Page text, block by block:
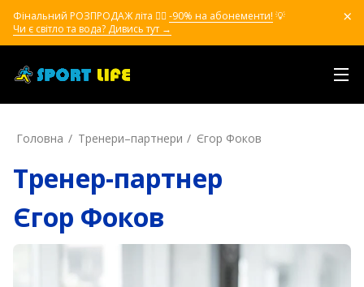
Фінальний РОЗПРОДАЖ літа ❤️‍🔥 -90% на абонементи! 💡
Чи є світло та вода? Дивись тут →
Головна Тренери–партнери Єгор Фоков
Тренер-партнер
Єгор Фоков